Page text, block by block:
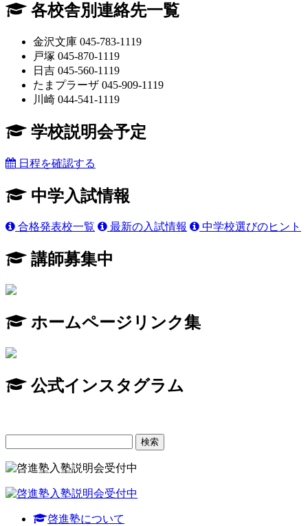
各校舎別連絡先一覧
金沢文庫 045-783-1119
戸塚 045-870-1119
日吉 045-560-1119
たまプラーザ 045-909-1119
川崎 044-541-1119
学校説明会予定
日程を確認する
中学入試情報
合格発表校一覧 最新の入試情報 中学校選びのヒント
講師募集中
ホームページリンク集
公式インスタグラム
啓進塾について